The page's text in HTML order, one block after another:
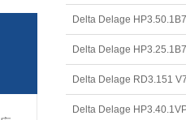
Delta Delage
Delta Delage
Delta Delage RD3.151
Delta Delage